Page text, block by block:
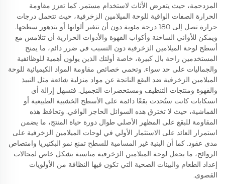
المزدحمة، حيث يتعرض الأثاث لاستخدام مستمر. كما تعزز مقاومة
الحرارة الصفات الواقية للوحة الميلامين الزخرفية، حيث تتحمل درجات
حرارة تصل إلى 180 درجة مئوية دون أن تتغير ألوانها أو يتدهور سطحها.
ويمكن للأواني الساخنة وأكواب القهوة والأدوات الحرارية أن تتلامس مع
أسطح لوحة الميلامين الزخرفية دون التسبب في ضرر دائم، ما يمنح
المستخدمين راحة بال كبيرة، خاصة أولئك الذين يولون أهمية للوظائفية
والجماليات على حد سواء. وتحمي خصائص مقاومة المواد الكيميائية للوحة
الميلامين الزخرفية ضد البقع الناتجة عن مواد منزلية شائعة مثل النبيذ
والقهوة ومنتجات التنظيف ومستحضرات التجميل. فتسهل إزالة أي
انسكابات كانت ستُحدث بقعًا دائمة على الأسطح الخشبية الطبيعية أو
القماشية، حيث لا تخترق هذه السوائل الحاجز الواقي. وتحافظ هذه
المقاومة للبقع على المظهر الأصلي طوال دورة حياة المنتج، ما يضمن
استمرار العائد على الاستثمار الأولي في لوحات الميلامين الزخرفية على
مدى عقود. كما أن البنية غير المسامية للسطح تمنع نمو البكتيريا وامتصاص
الروائح، ما يجعل لوحة الميلامين الزخرفية مناسبة بشكل خاص لمجالات
إعداد الطعام والبيئات الصحية التي تكون فيها النظافة من الأولويات
القصوى.